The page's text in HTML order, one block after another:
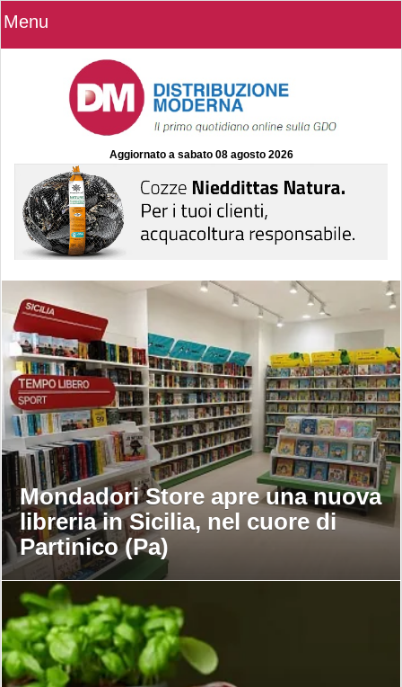
Menu
Aggiornato a sabato 08 agosto 2026
Mondadori Store apre una nuova
libreria in Sicilia, nel cuore di
Partinico (Pa)